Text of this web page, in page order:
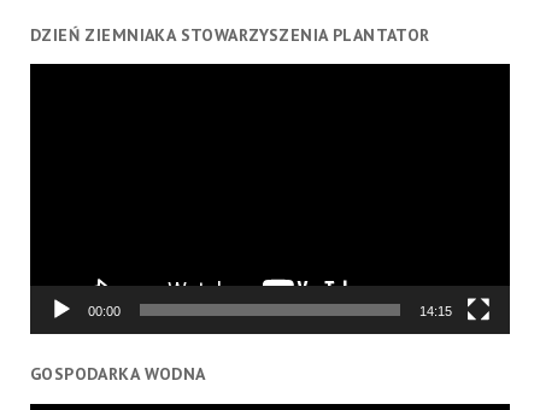
DZIEŃ ZIEMNIAKA STOWARZYSZENIA PLANTATOR
00:00 14:15
GOSPODARKA WODNA